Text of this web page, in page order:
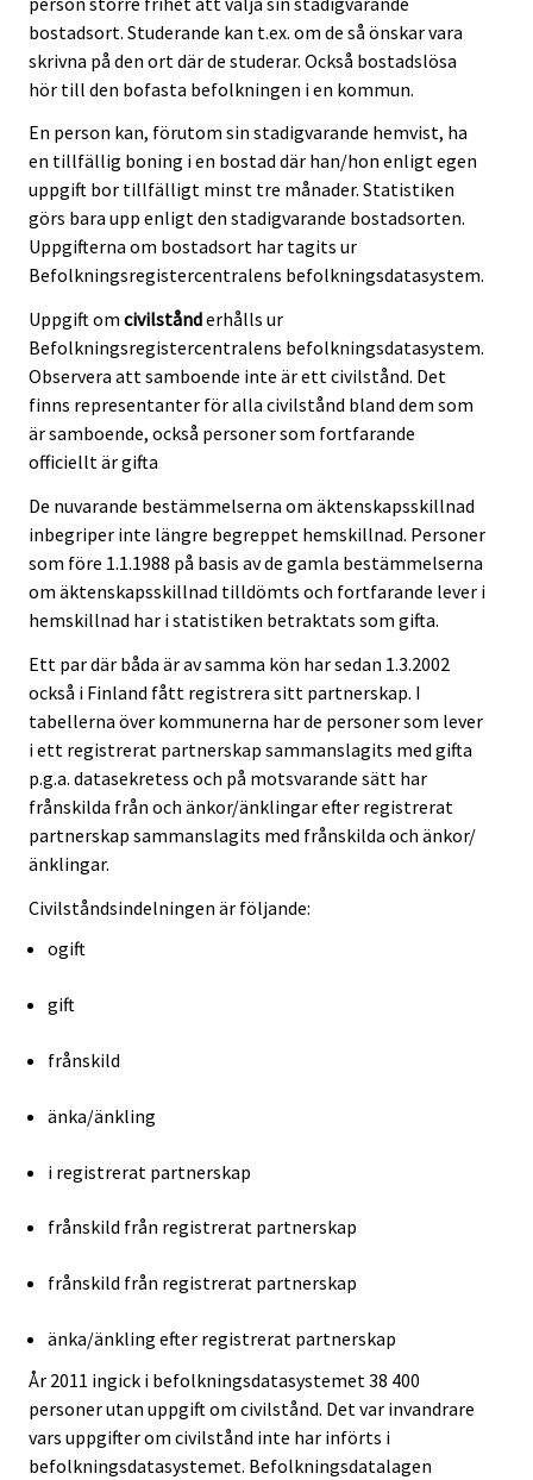
bostadsort. Studerande kan t.ex. om de så önskar vara
skrivna på den ort där de studerar. Också bostadslösa
hör till den bofasta befolkningen i en kommun.
En person kan, förutom sin stadigvarande hemvist, ha
en tillfällig boning i en bostad där han/hon enligt egen
uppgift bor tillfälligt minst tre månader. Statistiken
görs bara upp enligt den stadigvarande bostadsorten.
Uppgifterna om bostadsort har tagits ur
Befolkningsregistercentralens befolkningsdatasystem.
Uppgift om civilstånderhålls ur
Befolkningsregistercentralens befolkningsdatasystem.
Observera att samboende inte är ett civilstånd. Det
finns representanter för alla civilstånd bland dem som
är samboende, också personer som fortfarande
officiellt är gifta
De nuvarande bestämmelserna om äktenskapsskillnad
inbegriper inte längre begreppet hemskillnad. Personer
som före 1.1.1988 på basis av de gamla bestämmelserna
om äktenskapsskillnad tilldömts och fortfarande lever i
hemskillnad har i statistiken betraktats som gifta.
Ett par där båda är av samma kön har sedan 1.3.2002
också i Finland fått registrera sitt partnerskap. I
tabellerna över kommunerna har de personer som lever
i ett registrerat partnerskap sammanslagits med gifta
p.g.a. datasekretess och på motsvarande sätt har
frånskilda från och änkor/änklingar efter registrerat
partnerskap sammanslagits med frånskilda och änkor/
änklingar.
Civilståndsindelningen är följande:
ogift
gift
frånskild
änka/änkling
i registrerat partnerskap
frånskild från registrerat partnerskap
frånskild från registrerat partnerskap
änka/änkling efter registrerat partnerskap
År 2011 ingick i befolkningsdatasystemet 38 400
personer utan uppgift om civilstånd. Det var invandrare
vars uppgifter om civilstånd inte har införts i
befolkningsdatasystemet. Befolkningsdatalagen